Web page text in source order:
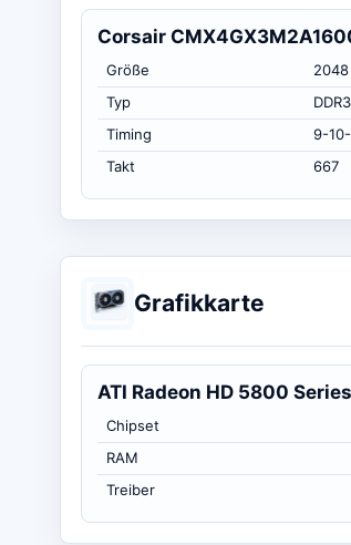
Corsair
Größe
2048
Typ
Timing
Takt
667
Grafikkarte
ATI Radeon HD 5800 Series
Chipset
RAM
Treiber